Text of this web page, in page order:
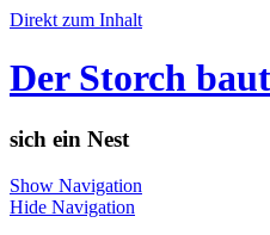
Direkt zum Inhalt
Der Storch baut
sich ein Nest
Show Navigation
Hide Navigation